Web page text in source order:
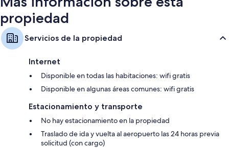
propiedad
Servicios de la propiedad
Internet
Disponible en todas las habitaciones: wifi gratis
Disponible en algunas áreas comunes: wifi gratis
Estacionamiento y transporte
No hay estacionamiento en la propiedad
Traslado de ida y vuelta al aeropuerto las 24 horas previa
solicitud (con cargo)